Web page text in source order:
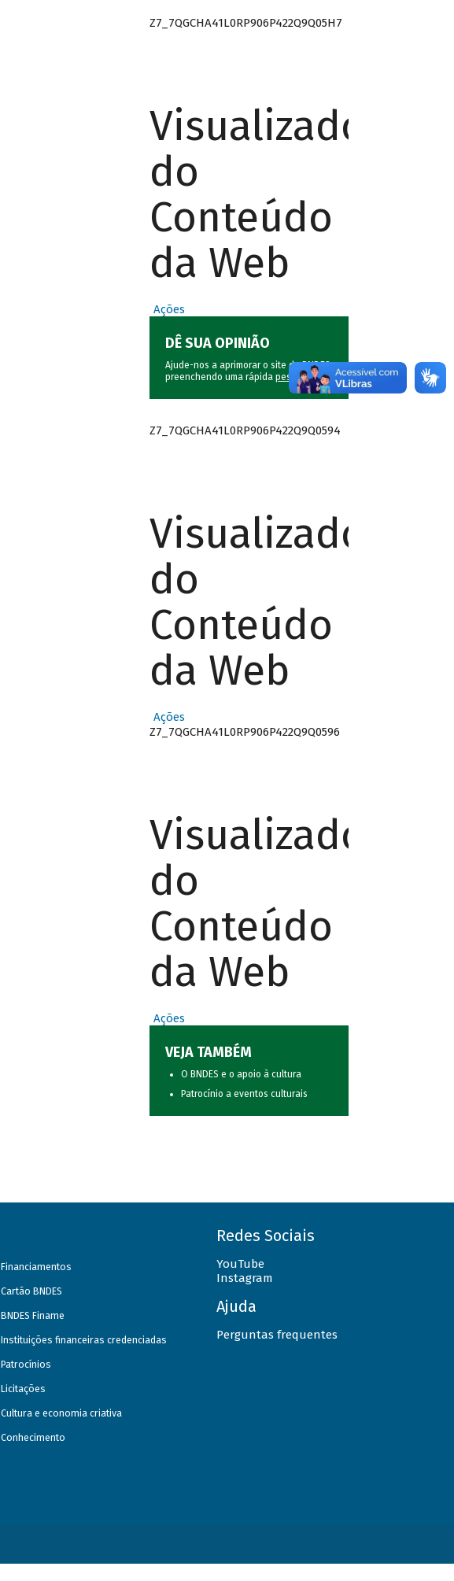
Z7_7QGCHA41L0RP906P422Q9Q05H7
Visualizador
do
Conteúdo
da Web
Ações
DÊ SUA OPINIÃO
Ajude-nos a aprimorar o site do BNDES
preenchendo uma rápida pesquisa.
Z7_7QGCHA41L0RP906P422Q9Q0594
Visualizador
do
Conteúdo
da Web
Ações
Z7_7QGCHA41L0RP906P422Q9Q0596
Visualizador
do
Conteúdo
da Web
Ações
VEJA TAMBÉM
O BNDES e o apoio à cultura
Patrocínio a eventos culturais
Financiamentos
Cartão BNDES
BNDES Finame
Instituições financeiras credenciadas
Patrocínios
Licitações
Cultura e economia criativa
Conhecimento
Redes Sociais
YouTube
Instagram
Ajuda
Perguntas frequentes